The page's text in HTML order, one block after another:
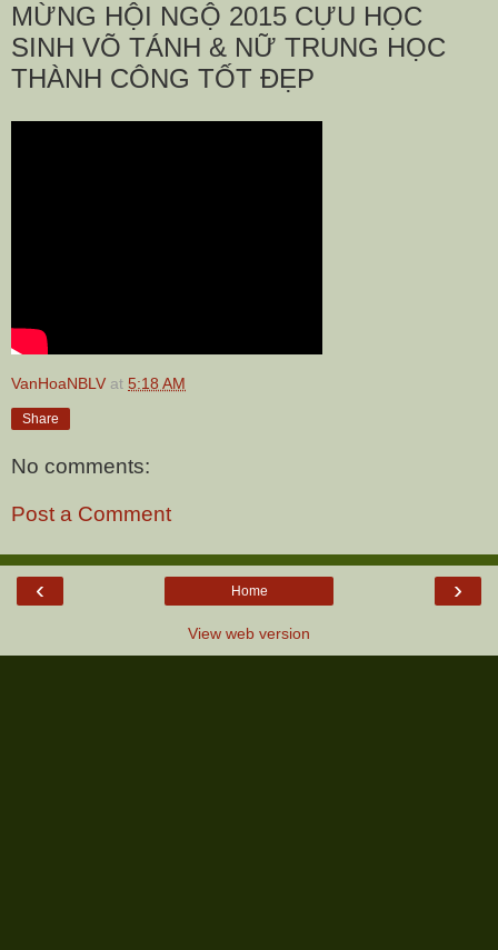
MỪNG HỘI NGỘ 2015 CỰU HỌC
SINH VÕ TÁNH & NỮ TRUNG HỌC
THÀNH CÔNG TỐT ĐẸP
VanHoaNBLV at 5:18 AM
Share
No comments:
Post a Comment
‹ ›
Home
View web version